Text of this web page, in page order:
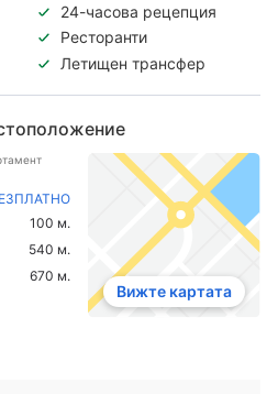
24-часова рецепция
Ресторанти
Летищен трансфер
100 м.
540 м.
670 м.
Вижте картата